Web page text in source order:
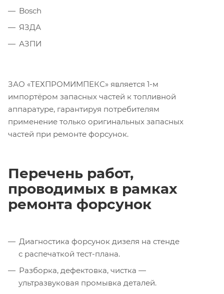
Bosch
ЯЗДА
АЗПИ
ЗАО «ТЕХПРОМИМПЕКС» является 1-м
импортёром запасных частей к топливной
аппаратуре, гарантируя потребителям
применение только оригинальных запасных
частей при ремонте форсунок.
Перечень работ,
проводимых в рамках
ремонта форсунок
Диагностика форсунок дизеля на стенде
с распечаткой тест-плана.
Разборка, дефектовка, чистка —
ультразвуковая промывка деталей.